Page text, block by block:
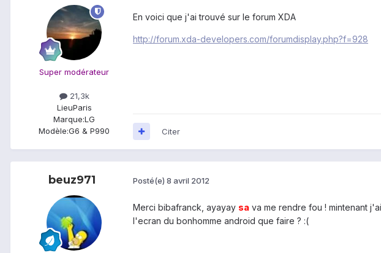
Super modérateur
21,3k
LieuParis
Marque:LG
Modèle:G6 & P990
En voici que j'ai trouvé sur le forum XDA
http://forum.xda-developers.com/forumdisplay.php?f=928
Citer
beuz971 Posté(e) 8 avril 2012
Merci bibafranck, ayayay sa va me rendre fou ! mintenant
l'ecran du bonhomme android que faire ? :(